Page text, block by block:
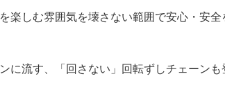
楽しむ雰囲気を壊さない範囲で安心・安
に流す、「回さない」回転ずしチェーンも